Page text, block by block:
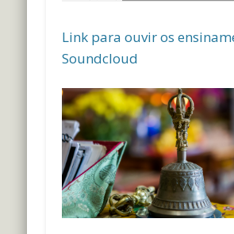
Link para ouvir os
Soundcloud